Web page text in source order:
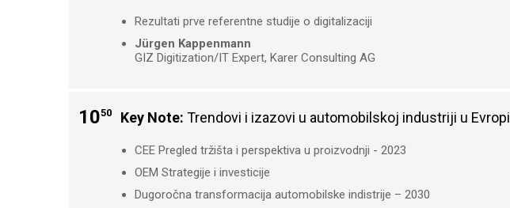
Rezultati prve referentne studije o digitalizaciji
Jürgen Kappenmann
GIZ Digitization/IT Expert, Karer Consulting AG
1050 Key Note: Trendovi i izazovi u automobilskoj industriji u Evropi
CEE Pregled tržišta i perspektiva u proizvodnji - 2023
OEM Strategije i investicije
Dugoročna transformacija automobilske indistrije – 2030